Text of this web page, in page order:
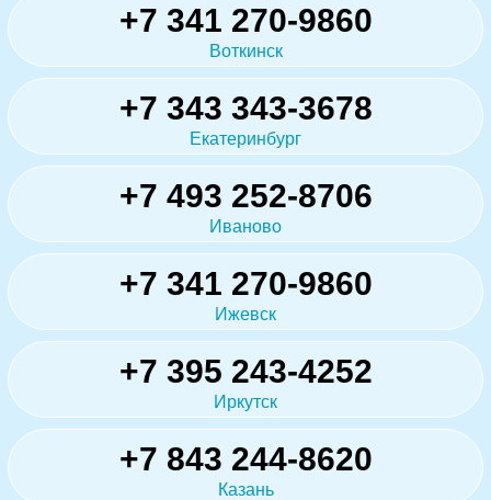
+7 341 270-9860
Воткинск
+7 343 343-3678
Екатеринбург
+7 493 252-8706
Иваново
+7 341 270-9860
Ижевск
+7 395 243-4252
Иркутск
+7 843 244-8620
Казань